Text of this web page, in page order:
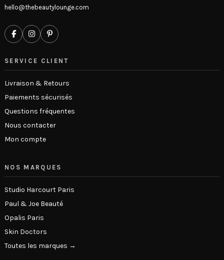
hello@thebeautylounge.com
SERVICE CLIENT
Livraison & Retours
Paiements sécurisés
Questions fréquentes
Nous contacter
Mon compte
NOS MARQUES
Studio Harcourt Paris
Paul & Joe Beauté
Opalis Paris
Skin Doctors
Toutes les marques →